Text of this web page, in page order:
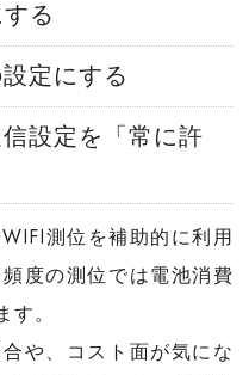
る
定にする
設定を「常に許
測位を補助的に利用
度の測位では電池消費
。
や、コスト面が気にな